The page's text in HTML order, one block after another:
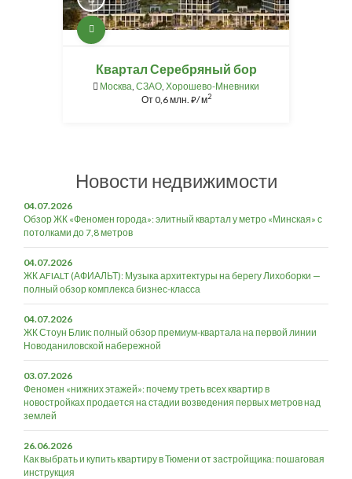
Квартал Серебряный бор
Москва СЗАО Хорошево-Мневники
От0,6 млн. ⃏/ м2
Новости недвижимости
04.07.2026
Обзор ЖК «Феномен города»: элитный квартал у метро «Минская» с
потолками до 7,8 метров
04.07.2026
ЖК AFIALT (АФИАЛЬТ): Музыка архитектуры на берегу Лихоборки —
полный обзор комплекса бизнес-класса
04.07.2026
ЖК Стоун Блик: полный обзор премиум-квартала на первой линии
Новоданиловской набережной
03.07.2026
Феномен «нижних этажей»: почему треть всех квартир в
новостройках продается на стадии возведения первых метров над
землей
26.06.2026
Как выбрать и купить квартиру в Тюмени от застройщика: пошаговая
инструкция